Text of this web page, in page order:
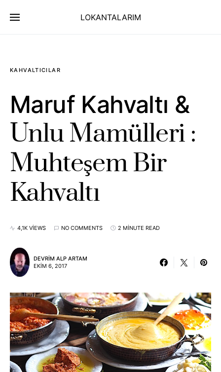
LOKANTALARIM
KAHVALTICILAR
Maruf Kahvaltı &
Unlu Mamülleri :
Muhteşem Bir
Kahvaltı
4,1K VIEWS NO COMMENTS 2 MINUTE READ
DEVRIM ALP ARTAM
EKIM 6, 2017